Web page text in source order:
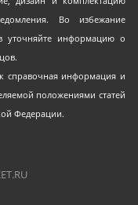
Во избежание
уточняйте информацию о
справочная информация и
положениями статей
Федерации.